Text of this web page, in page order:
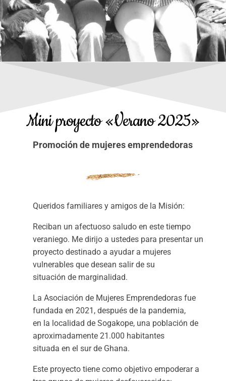
Mini proyecto «Verano 2025»
Promoción de mujeres emprendedoras
Queridos familiares y amigos de la Misión:
Reciban un afectuoso saludo en este tiempo
veraniego. Me dirijo a ustedes para presentar un
proyecto destinado a ayudar a mujeres
vulnerables que desean salir de su
situación de marginalidad.
La Asociación de Mujeres Emprendedoras fue
fundada en 2021, después de la pandemia,
en la localidad de Sogakope, una población de
aproximadamente 21.000 habitantes
situada en el sur de Ghana.
Este proyecto tiene como objetivo empoderar a